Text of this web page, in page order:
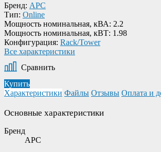
Бренд: APC
Тип: Online
Мощность номинальная, кВА: 2.2
Мощность номинальная, кВТ: 1.98
Конфигурация: Rack/Tower
Все характеристики
Сравнить
Купить
Характеристики Файлы Отзывы Оплата и
Основные характеристики
Бренд
APC